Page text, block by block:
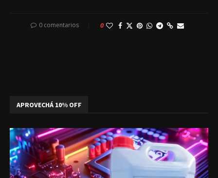
0 comentarios 0
APROVECHÁ 10% OFF